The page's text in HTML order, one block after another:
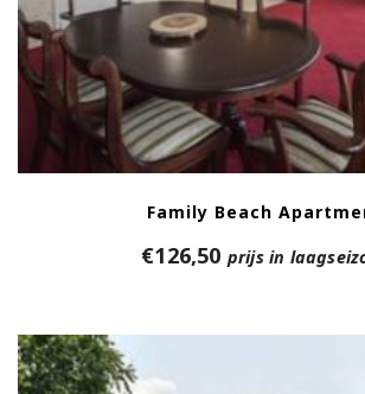
Family Beach
€126,50 prijs in